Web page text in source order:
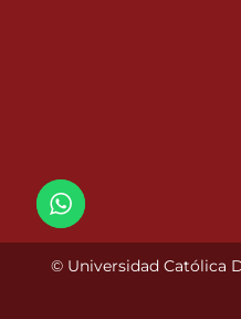
© Universidad Católica